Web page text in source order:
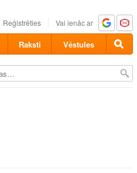
Reģistrēties Vai ienāc ar
Raksti Vēstules